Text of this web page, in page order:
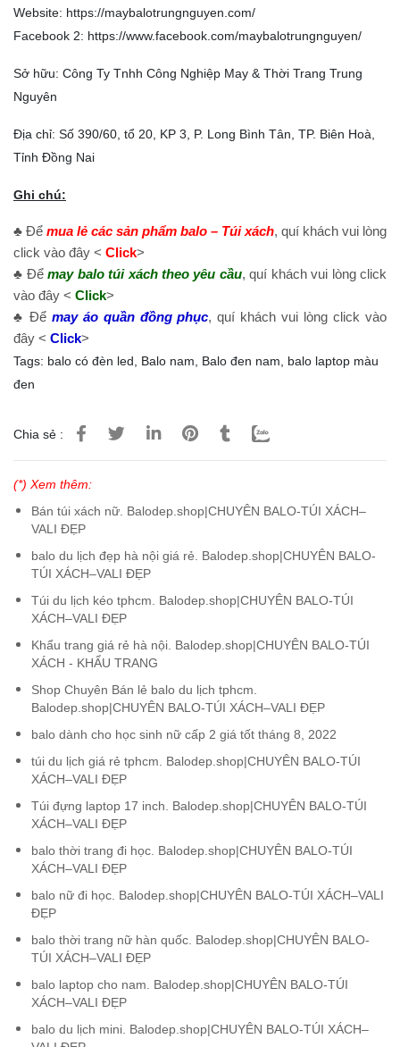
Website: https://maybalotrungnguyen.com/
Facebook 2: https://www.facebook.com/maybalotrungnguyen/
Sở hữu: Công Ty Tnhh Công Nghiệp May & Thời Trang Trung
Nguyên
Địa chỉ: Số 390/60, tổ 20, KP 3, P. Long Bình Tân, TP. Biên Hoà,
Tỉnh Đồng Nai
Ghi chú:
♣ Để mua lẻ các sản phẩm balo – Túi xách, quí khách vui lòng
click vào đây < Click>
♣ Đểmay balo túi xách theo yêu cầu, quí khách vui lòng click
vào đây < Click>
♣ Để may áo quần đồng phục, quí khách vui lòng click vào
đây < Click>
Tags: balo có đèn led Balo nam Balo đen nam
balo laptop màu
đen
Chia sẻ :
(*) Xem thêm:
Bán túi xách nữ. Balodep.shop|CHUYÊN BALO-TÚI XÁCH–
VALI ĐẸP
balo du lịch đẹp hà nội giá rẻ. Balodep.shop|CHUYÊN BALO-
TÚI XÁCH–VALI ĐẸP
Túi du lịch kéo tphcm. Balodep.shop|CHUYÊN BALO-TÚI
XÁCH–VALI ĐẸP
Khẩu trang giá rẻ hà nội. Balodep.shop|CHUYÊN BALO-TÚI
XÁCH - KHẨU TRANG
Shop Chuyên Bán lẻ balo du lịch tphcm.
Balodep.shop|CHUYÊN BALO-TÚI XÁCH–VALI ĐẸP
balo dành cho học sinh nữ cấp 2 giá tốt tháng 8, 2022
túi du lịch giá rẻ tphcm. Balodep.shop|CHUYÊN BALO-TÚI
XÁCH–VALI ĐẸP
Túi đựng laptop 17 inch. Balodep.shop|CHUYÊN BALO-TÚI
XÁCH–VALI ĐẸP
balo thời trang đi học. Balodep.shop|CHUYÊN BALO-TÚI
XÁCH–VALI ĐẸP
balo nữ đi học. Balodep.shop|CHUYÊN BALO-TÚI XÁCH–VALI
ĐẸP
balo thời trang nữ hàn quốc. Balodep.shop|CHUYÊN BALO-
TÚI XÁCH–VALI ĐẸP
balo laptop cho nam. Balodep.shop|CHUYÊN BALO-TÚI
XÁCH–VALI ĐẸP
balo du lịch mini. Balodep.shop|CHUYÊN BALO-TÚI XÁCH–